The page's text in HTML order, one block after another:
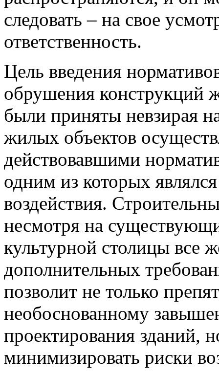
следовать – на свое
ответственность.
Цель введения
обрушения
были приняты невзирая
жилых объектов
действовавшими
одним из которых
воздействия.
несмотря на
культурной столицы все
дополнительных
позволит не только
необоснованному
проектирования зданий,
минимизировать риски